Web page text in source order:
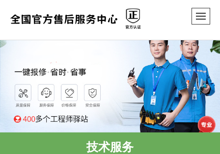
技术服务